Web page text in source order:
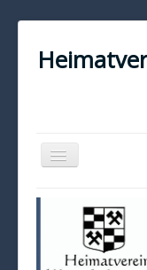
Navigation
an/aus
KONTAKT
IMPRESSUM